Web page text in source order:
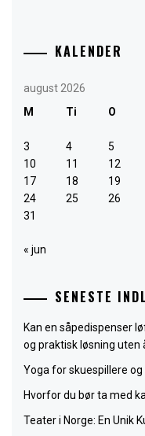
KALENDER
august 2026
M
Ti O
3
4 5
10
11 12
17
18 19
24
25 26
31
« jun
SENESTE
Kan en såpedispenser
og praktisk løsning uten
Yoga for skuespillere
Hvorfor du bør ta med
Teater i Norge: En Unik